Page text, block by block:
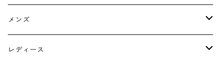
メンズ
トップス
レディース